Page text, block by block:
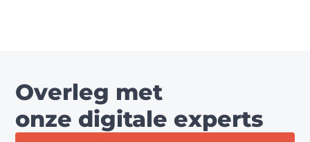
Overleg met
onze digitale experts